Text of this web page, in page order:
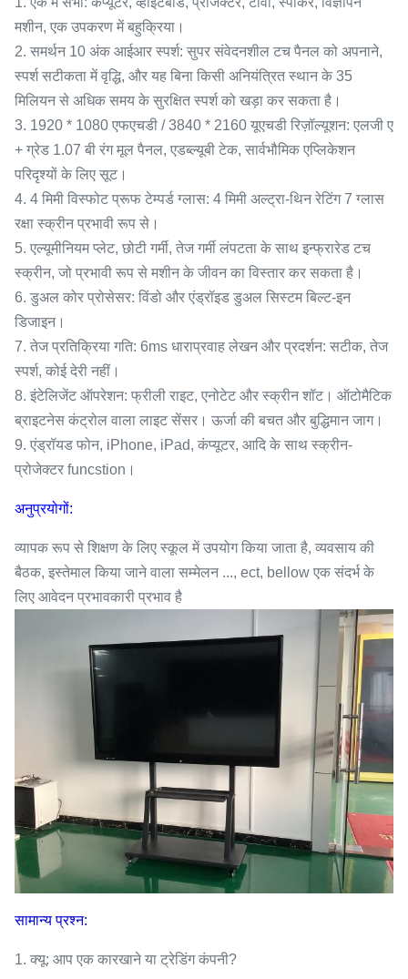
मशीन, एक उपकरण में बहुक्रिया।
2. समर्थन 10 अंक आईआर स्पर्श: सुपर संवेदनशील टच पैनल को अपनाने,
स्पर्श सटीकता में वृद्धि, और यह बिना किसी अनियंत्रित स्थान के 35
मिलियन से अधिक समय के सुरक्षित स्पर्श को खड़ा कर सकता है।
3. 1920 * 1080 एफएचडी / 3840 * 2160 यूएचडी रिज़ॉल्यूशन: एलजी ए
+ ग्रेड 1.07 बी रंग मूल पैनल, एडब्ल्यूबी टेक, सार्वभौमिक एप्लिकेशन
परिदृश्यों के लिए सूट।
4. 4 मिमी विस्फोट प्रूफ टेम्पर्ड ग्लास: 4 मिमी अल्ट्रा-थिन रेटिंग 7 ग्लास
रक्षा स्क्रीन प्रभावी रूप से।
5. एल्यूमीनियम प्लेट, छोटी गर्मी, तेज गर्मी लंपटता के साथ इन्फ्रारेड टच
स्क्रीन, जो प्रभावी रूप से मशीन के जीवन का विस्तार कर सकता है।
6. डुअल कोर प्रोसेसर: विंडो और एंड्रॉइड डुअल सिस्टम बिल्ट-इन
डिजाइन।
7. तेज प्रतिक्रिया गति: 6ms धाराप्रवाह लेखन और प्रदर्शन: सटीक, तेज
स्पर्श, कोई देरी नहीं।
8. इंटेलिजेंट ऑपरेशन: फ्रीली राइट, एनोटेट और स्क्रीन शॉट। ऑटोमैटिक
ब्राइटनेस कंट्रोल वाला लाइट सेंसर। ऊर्जा की बचत और बुद्धिमान जाग।
9. एंड्रॉयड फोन, iPhone, iPad, कंप्यूटर, आदि के साथ स्क्रीन-
प्रोजेक्टर funcstion।
अनुप्रयोगों:
व्यापक रूप से शिक्षण के लिए स्कूल में उपयोग किया जाता है, व्यवसाय की
बैठक, इस्तेमाल किया जाने वाला सम्मेलन ..., ect, bellow एक संदर्भ के
लिए आवेदन प्रभावकारी प्रभाव है
सामान्य प्रश्न:
1. क्यू: आप एक कारखाने या ट्रेडिंग कंपनी?